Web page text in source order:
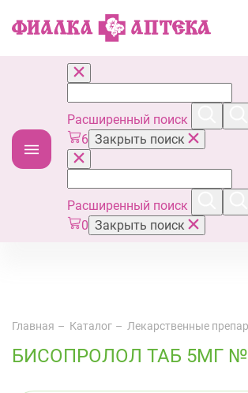
Расширенный поиск
6 Закрыть поиск
Расширенный поиск
0 Закрыть поиск
Главная Каталог Лекарственные
БИСОПРОЛОЛ ТАБ 5МГ